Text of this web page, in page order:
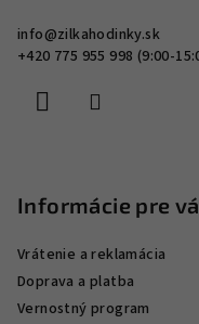
info@zilkahodinky.sk
+420 775 955 998 (9:00-
Informácie pre
Vrátenie a reklamácia
Doprava a platba
Vernostný program